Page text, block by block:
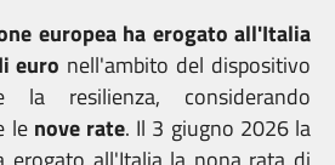
europea ha erogato all'Italia
euro nell'ambito del dispositivo
la resilienza, considerando
lenove rate. Il 3 giugno 2026 la